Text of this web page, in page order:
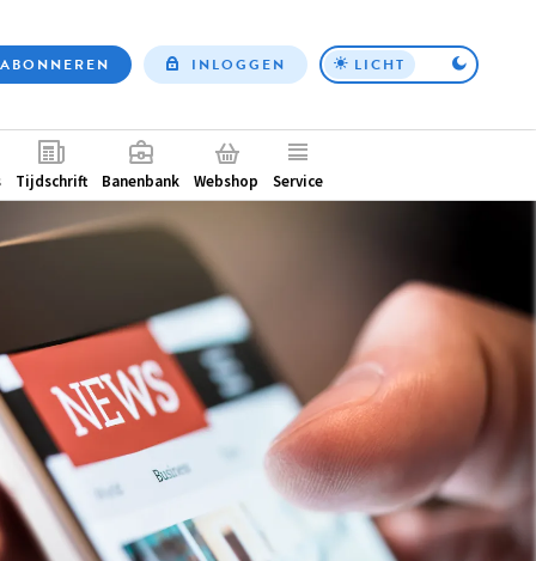
Top
ABONNEREN INLOGGEN LICHT
Tijdschrift Banenbank Webshop Service